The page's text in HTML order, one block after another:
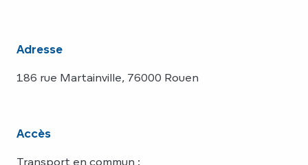
Adresse
186 rue Martainville, 76000 Rouen
Accès
Transport en commun :